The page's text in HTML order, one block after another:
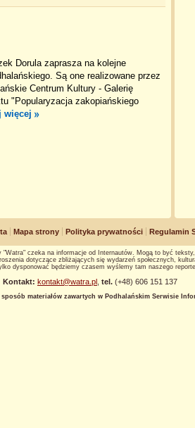
Dorula zaprasza na kolejne
Są one realizowane przez
Centrum Kultury - Galerię
"Popularyzacja zakopiańskiego
więcej
Mapa strony Polityka prywatności Regulamin
"Watra" czeka na informacje od Internautów. Mogą to być
dotyczące zbliżających się wydarzeń społecznych,
dysponować będziemy czasem wyślemy tam naszego
Kontakt: kontakt@watra.pl tel. (+48) 606 151 137
materiałów zawartych w Podhalańskim Serwisie